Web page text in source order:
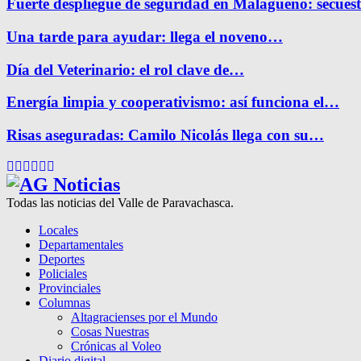
Fuerte despliegue de seguridad en Malagueño:
Una tarde para ayudar: llega el noveno…
Día del Veterinario: el rol clave de…
Energía limpia y cooperativismo: así funciona el…
Risas aseguradas: Camilo Nicolás llega con su…
Facebook
Twitter
Instagram
Pinterest
Google
Todas las noticias del Valle de Paravachasca.
Locales
Departamentales
Deportes
Policiales
Provinciales
Columnas
Altagracienses por el Mundo
Cosas Nuestras
Crónicas al Voleo